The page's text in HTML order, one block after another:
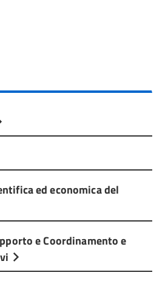
ed economica del
e Coordinamento e